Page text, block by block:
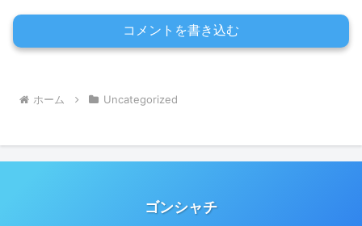
コメントを書き込む
ホーム Uncategorized
ゴンシャチ